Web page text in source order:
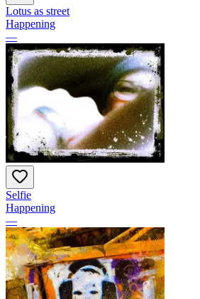
Lotus as street
Happening
—
Selfie
Happening
—